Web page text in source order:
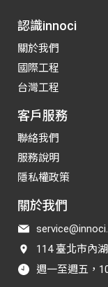
認識innoci
關於我們
國際工程
台灣工程
客戶服務
聯絡我們
服務說明
隱私權政策
關於我們
114 臺北市內
週一至週五，